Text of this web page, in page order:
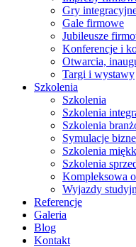
Gry
Gale firmowe
Jubileusze
Konferencje i
Otwarcia,
Targi i wystawy
Szkolenia
Szkolenia
Szkolenia
Szkolenia
Symulacje
Szkolenia
Szkolenia
Kompleksowa
Wyjazdy
Referencje
Galeria
Blog
Kontakt